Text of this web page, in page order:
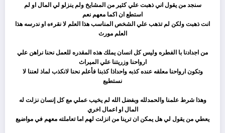
سنجد من يقول اني ذهبت علي كثير من المشايخ ولم ينزلو لي المال او لم
استطع ان اكما معهم نعم
انت ذهبت ولكن لم تذهب علي الشخص المناسب هذا العلم لا نقرءه او ندرسه هذا
العلم مورث
من اجدادنا با الفطره وليس كل انسان يملك هذه المقدره للعمل نحنا نراهن علي
ارواحنا وزريتنا علي الميراث
وتكون ارواحنا معلقه عنده كذبه واحداذا كذبنا فأعلم نحنا لانكذب لماذ لعننا لا
نستطيع
وهذا شرط علمنا والحمدلله وبفضل الله لم يخيب عملي مع كل إنسان نزلت له
المال او اعمال اخري
يعطي من يقول لي هل يمكن ان ترينا من انزلت لهم اما تعاملته معهم في مواضيع